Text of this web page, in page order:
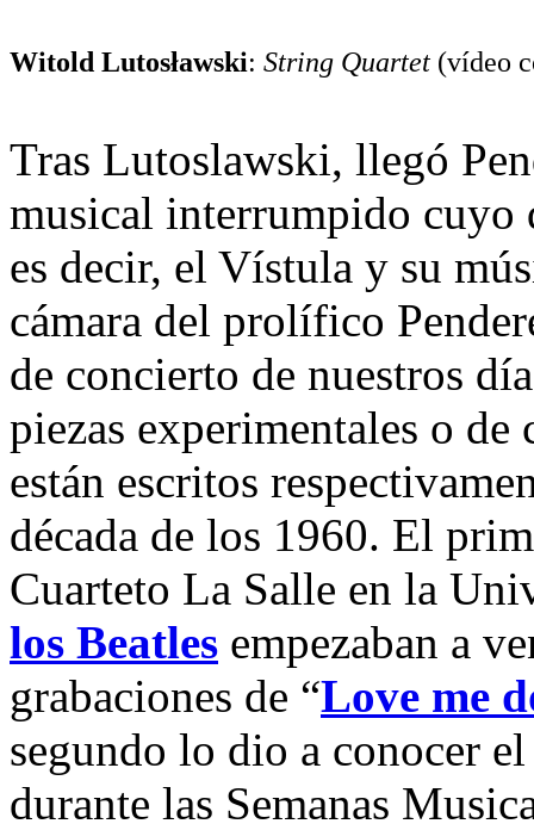
Witold Lutosławski: String Quartet (vídeo
Tras Lutoslawski, llegó
musical interrumpido cuyo
es decir, el Vístula y su
cámara del prolífico
de concierto de nuestros
piezas experimentales o de
están escritos
década de los 1960. El
Cuarteto La Salle en la
los Beatles empezaban a
grabaciones de “Love me
segundo lo dio a conocer
durante las Semanas